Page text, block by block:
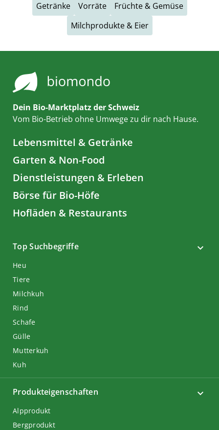
Getränke
Vorräte
Früchte & Gemüse
Milchprodukte & Eier
Dein Bio-Marktplatz der Schweiz
Vom Bio-Betrieb ohne Umwege zu dir nach Hause.
Lebensmittel & Getränke
Garten & Non-Food
Dienstleistungen & Erleben
Börse für Bio-Höfe
Hofläden & Restaurants
Top Suchbegriffe
Heu
Tiere
Milchkuh
Rind
Schafe
Gülle
Mutterkuh
Kuh
Produkteigenschaften
Alpprodukt
Bergprodukt